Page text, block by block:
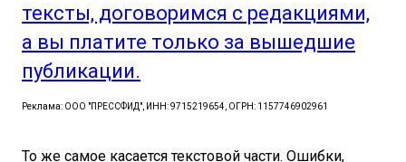
тексты, договоримся с редакциями,
а вы платите только за вышедшие
публикации.
Реклама: ООО "ПРЕССФИД", ИНН: 9715219654, ОГРН: 1157746902961
То же самое касается текстовой части. Ошибки,